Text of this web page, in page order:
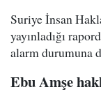
Suriye İnsan
yayınladığı
alarm durumuna
Ebu Amşe